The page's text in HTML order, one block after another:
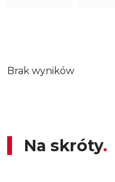
Brak wyników
Na skróty